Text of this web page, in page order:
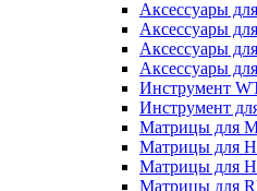
Аксессуары
Аксессуары
Аксессуары
Аксессуары
Инструмент
Инструмент
Матрицы для
Матрицы для
Матрицы для
Матрицы для